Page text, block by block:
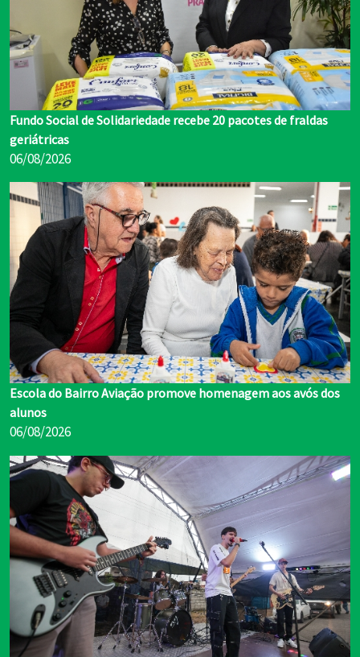
Fundo Social de Solidariedade recebe 20 pacotes de fraldas
geriátricas
06/08/2026
Escola do Bairro Aviação promove homenagem aos avós dos
alunos
06/08/2026